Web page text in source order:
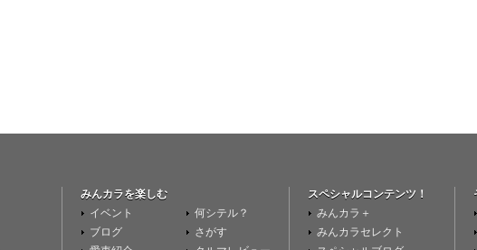
みんカラを楽しむ
イベント
ブログ
何シテル？
さがす
スペシャルコンテンツ！
みんカラ＋
みんカラセレクト